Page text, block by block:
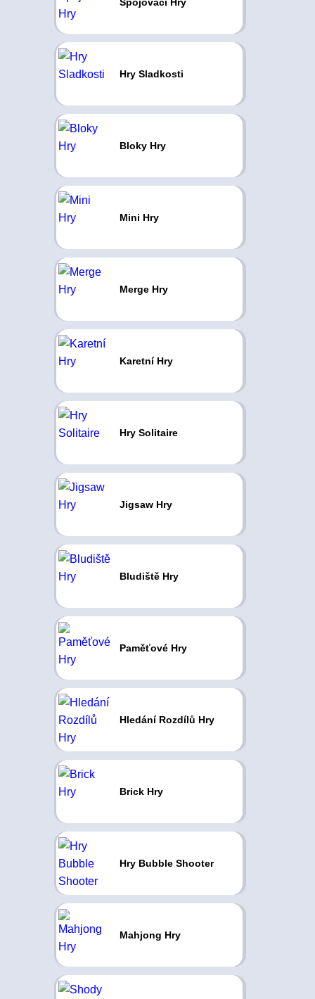
Hry Sladkosti
Bloky Hry
Mini Hry
Merge Hry
Karetní Hry
Hry Solitaire
Jigsaw Hry
Bludiště Hry
Paměťové Hry
Hledání Rozdílů Hry
Brick Hry
Hry Bubble Shooter
Mahjong Hry